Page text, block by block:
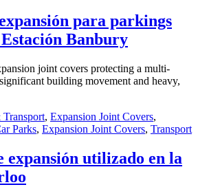
para parkings
Banbury
joint covers protecting a multi-
building movement and heavy,
, Expansion Joint Covers,
Parks, Expansion Joint Covers, Transport
expansión utilizado en la